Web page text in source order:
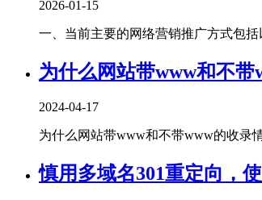
2026-01-15
一、当前主要的网络营销推广方式包
为什么网站带www和不
2024-04-17
为什么网站带www和不带www的收录
慎用多域名301重定向，